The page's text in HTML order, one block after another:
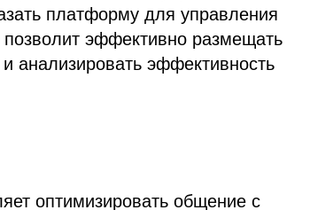
платформу для управления
эффективно размещать
анализировать эффективность
оптимизировать общение с